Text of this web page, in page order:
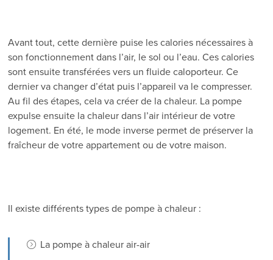
Avant tout, cette dernière puise les calories nécessaires à
son fonctionnement dans l’air, le sol ou l’eau. Ces calories
sont ensuite transférées vers un fluide caloporteur. Ce
dernier va changer d’état puis l’appareil va le compresser.
Au fil des étapes, cela va créer de la chaleur. La pompe
expulse ensuite la chaleur dans l’air intérieur de votre
logement. En été, le mode inverse permet de préserver la
fraîcheur de votre appartement ou de votre maison.
Il existe différents types de pompe à chaleur :
La pompe à chaleur air-air